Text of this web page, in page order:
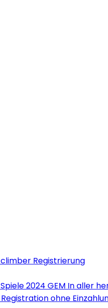
Registrierung
2024 GEM In aller
ohne